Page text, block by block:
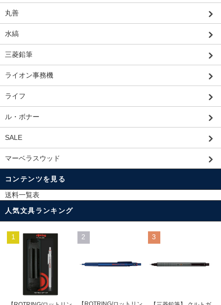
丸善
水縞
三菱鉛筆
ライオン事務機
ライフ
ル・ボナー
SALE
マーベラスウッド
コンテンツを見る
送料一覧表
人気文具ランキング
1 2 3